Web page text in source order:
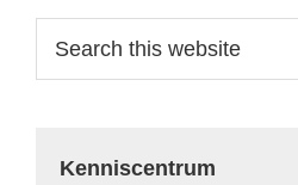
this
website
Kenniscentrum